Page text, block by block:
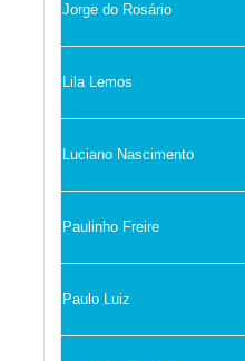
Jorge do Rosário
Lila Lemos
Luciano Nascimento
Paulinho Freire
Paulo Luiz